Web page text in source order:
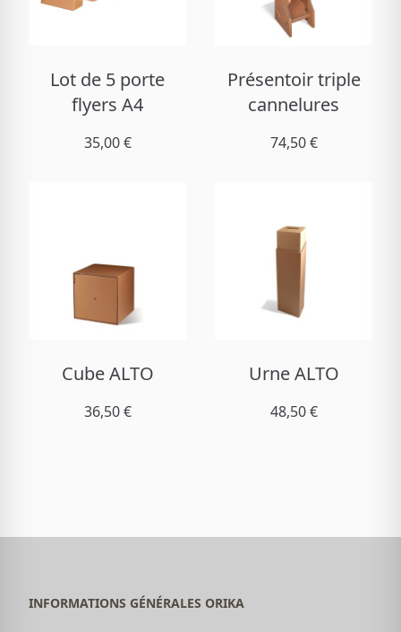
Lot de 5 porte
flyers A4
35,00 €
Présentoir triple
cannelures
74,50 €
Cube ALTO
36,50 €
Urne ALTO
48,50 €
INFORMATIONS GÉNÉRALES ORIKA